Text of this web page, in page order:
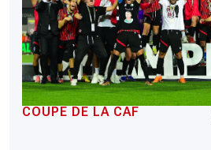
COUPE DE LA CAF